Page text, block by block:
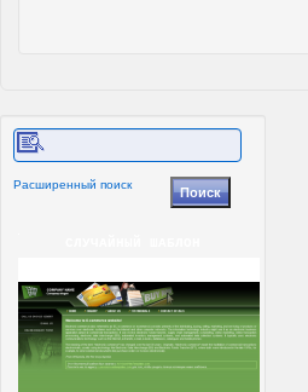
Расширенный поиск